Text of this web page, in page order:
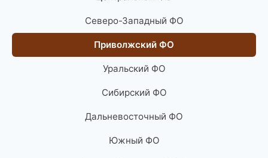
Северо-Западный ФО
Приволжский ФО
Уральский ФО
Сибирский ФО
Дальневосточный ФО
Южный ФО